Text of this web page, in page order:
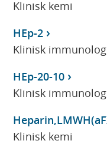
Klinisk kemi
HEp-2
Klinisk
HEp-20-10
Klinisk
Klinisk kemi